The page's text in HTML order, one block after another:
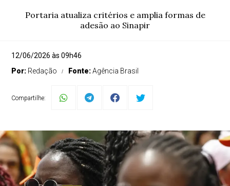
Portaria atualiza critérios e amplia formas de
adesão ao Sinapir
12/06/2026 às 09h46
Por: Redação Fonte:Agência Brasil
Compartilhe: